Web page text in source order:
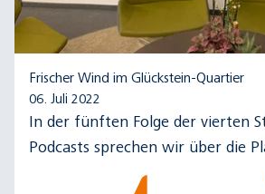
Frischer Wind im Glückstein-Quartier
06. Juli 2022
In der fünften Folge der vierten
Podcasts sprechen wir über die
neuen Stadtbahntrasse im